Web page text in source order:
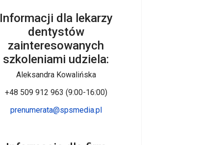
Informacji dla lekarzy
dentystów
zainteresowanych
szkoleniami udziela:
Aleksandra Kowalińska
+48 509 912 963 (9:00-16:00)
prenumerata@spsmedia.pl